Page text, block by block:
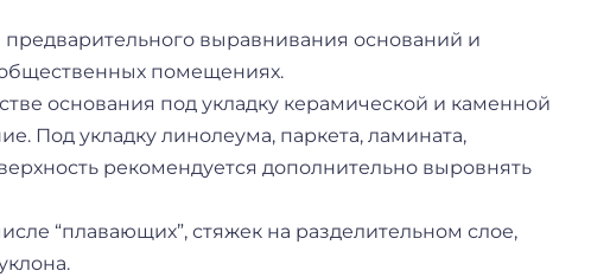
выравнивания оснований и
помещениях.
основания под укладку керамической и каменной
Под укладку линолеума, паркета, ламината,
рекомендуется дополнительно выровнять
“плавающих”, стяжек на разделительном слое,